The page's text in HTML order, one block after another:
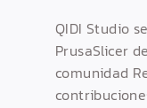
QIDI Studio
PrusaSlicer
comunidad